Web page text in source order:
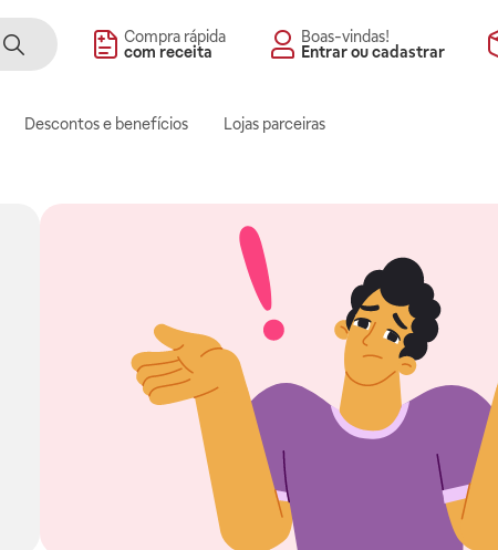
Compra rápida
com receita
Boas-vindas!
Entrar ou cadastrar
Descontos e benefícios Lojas parceiras